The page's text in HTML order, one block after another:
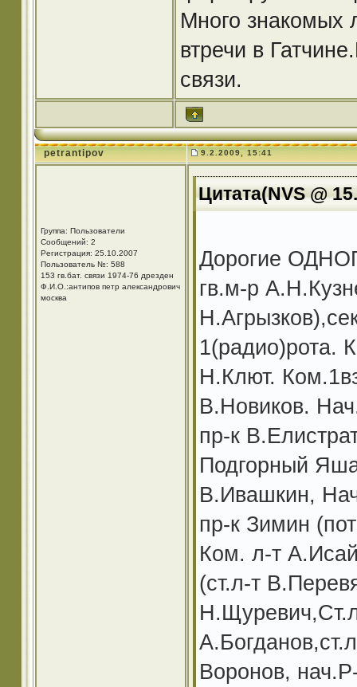
Много знакомых
втречи в
связи.
petrantipov 9.2.2009, 15:41
Группа: Пользователи
Сообщений: 2
Регистрация: 25.10.2007
Пользователь №: 588
153 гв.бат. связи 1974-76 дрезден
Ф.И.О.:антипов петр александрович
москва
Цитата(NVS @
Дорогие
гв.м-р
1(радио)рота.
Н.Клют.
В.Новиков.
пр-к
Подгорный
В.Ивашкин,
пр-к Зимин
Ком. л-т
(ст.л-т
Воронов,